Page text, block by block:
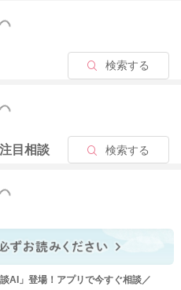
見る
検索する
見る
注目相談 検索する
見る
AI」登場！アプリで今すぐ相談／